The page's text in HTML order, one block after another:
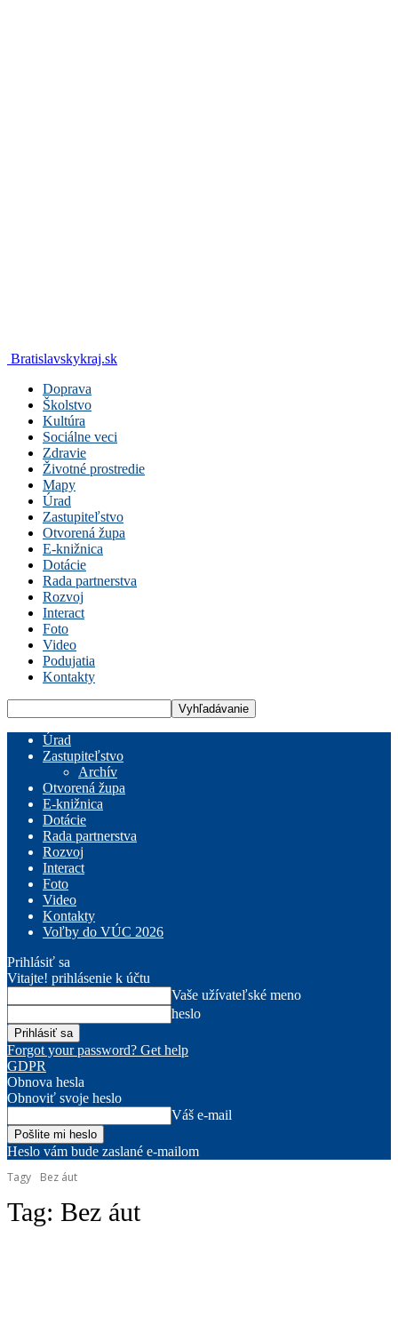
Bratislavskykraj.sk
Doprava
Školstvo
Kultúra
Sociálne veci
Zdravie
Životné prostredie
Mapy
Úrad
Zastupiteľstvo
Otvorená župa
E-knižnica
Dotácie
Rada partnerstva
Rozvoj
Interact
Foto
Video
Podujatia
Kontakty
Úrad
Zastupiteľstvo
Archív
Otvorená župa
E-knižnica
Dotácie
Rada partnerstva
Rozvoj
Interact
Foto
Video
Kontakty
Voľby do VÚC 2026
Prihlásiť sa
Vitajte! prihlásenie k účtu
Vaše užívateľské meno
heslo
Forgot your password? Get help
GDPR
Obnova hesla
Obnoviť svoje heslo
Váš e-mail
Heslo vám bude zaslané e-mailom
Tagy
Bez áut
Tag: Bez áut